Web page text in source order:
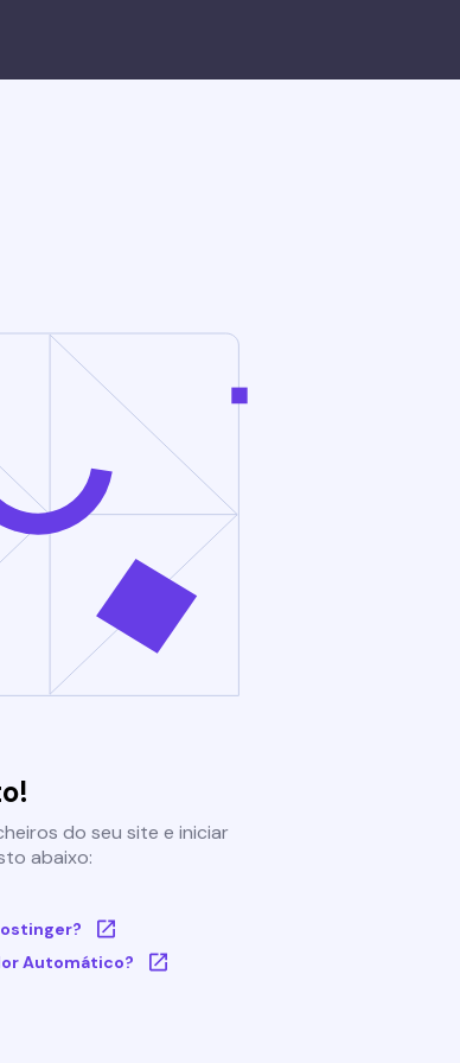
do seu site e iniciar
abaixo:
Automático?